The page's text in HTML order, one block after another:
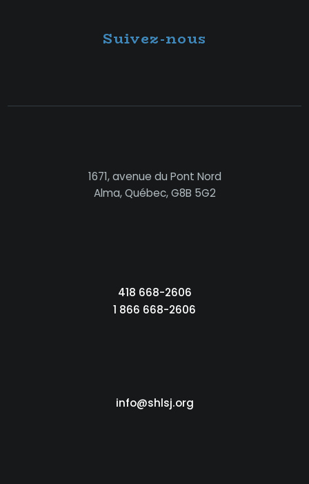
Suivez-nous
1671, avenue du Pont Nord
Alma, Québec, G8B 5G2
418 668-2606
1 866 668-2606
info@shlsj.org